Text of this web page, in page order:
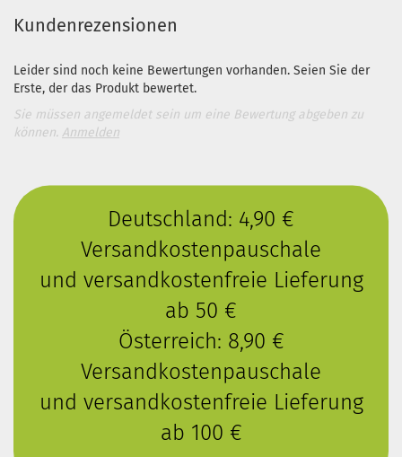
Kundenrezensionen
Leider sind noch keine Bewertungen vorhanden. Seien Sie der
Erste, der das Produkt bewertet.
Sie müssen angemeldet sein um eine Bewertung abgeben zu
können. Anmelden
Deutschland: 4,90 €
Versandkostenpauschale
und versandkostenfreie Lieferung
ab 50 €
Österreich: 8,90 €
Versandkostenpauschale
und versandkostenfreie Lieferung
ab 100 €